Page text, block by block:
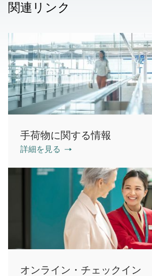
関連リンク
手荷物に関する情報
詳細を見る
オンライン・チェックイン